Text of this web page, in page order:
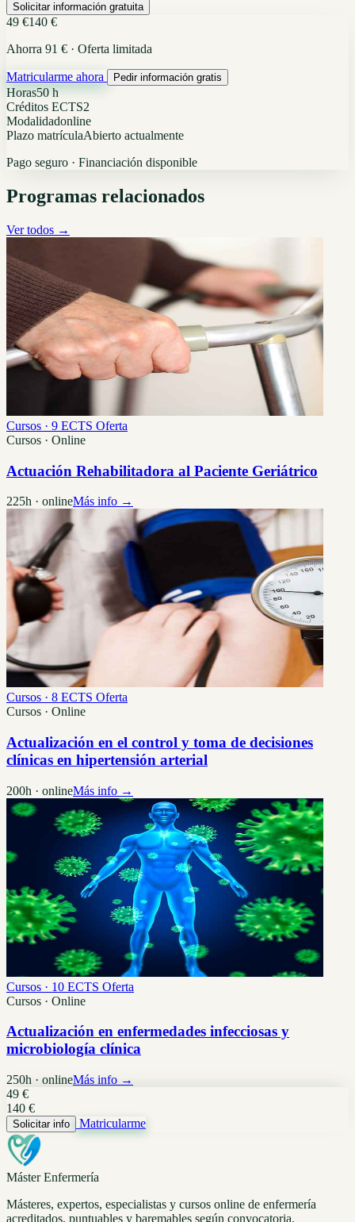
Solicitar información gratuita
49 €140 €
Ahorra 91 € · Oferta limitada
Matricularme ahora Pedir información gratis
Horas50 h
Créditos ECTS2
Modalidadonline
Plazo matrículaAbierto actualmente
Pago seguro · Financiación disponible
Programas relacionados
Ver todos →
Cursos · 9 ECTS Oferta
Cursos · Online
Actuación Rehabilitadora al Paciente Geriátrico
225h · onlineMás info →
Cursos · 8 ECTS Oferta
Cursos · Online
Actualización en el control y toma de decisiones
clínicas en hipertensión arterial
200h · onlineMás info →
Cursos · 10 ECTS Oferta
Cursos · Online
Actualización en enfermedades infecciosas y
microbiología clínica
250h · onlineMás info →
49 €
140 €
Solicitar info Matricularme
Máster Enfermería
Másteres, expertos, especialistas y cursos online de enfermería
acreditados, puntuables y baremables según convocatoria.